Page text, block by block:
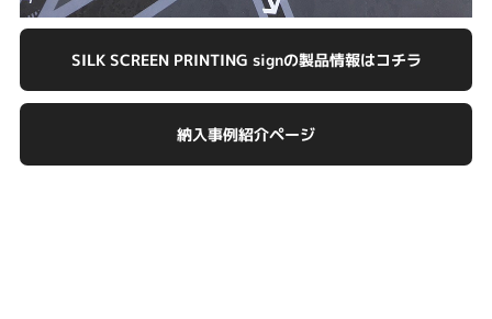
SILK SCREEN PRINTING signの製品情報はコチラ
納入事例紹介ページ